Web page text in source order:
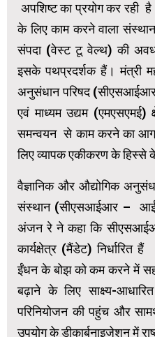
अपशिष्ट का प्रयोग कर रही
के लिए काम करने वाला
संपदा (वेस्ट टू वेल्थ) की
इसके पथप्रदर्शक हैं। मंत्री
अनुसंधान परिषद
एवं माध्यम उद्यम
समन्वयन से काम करने का
लिए व्यापक एकीकरण के हिस्से
वैज्ञानिक और औद्योगिक
संस्थान (सीएसआईआर –
अंजन रे ने कहा कि
कार्यक्षेत्र (मैंडेट)
ईंधन के बोझ को कम करने में
बढ़ाने के लिए साक्ष्य-
परिनियोजन की पहुंच और
उपयोग के डीकार्बनाइजेशन में